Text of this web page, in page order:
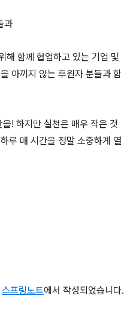
과
해 함께 협업하고 있는 기업 및
아끼지 않는 후원자 분들과 함
! 하지만 실천은 매우 작은 것
루 매 시간을 정말 소중하게 열
스프링노트에서 작성되었습니다.